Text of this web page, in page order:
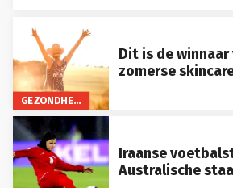
GEZONDHEID
Dit is de winnaar
zomerse
Iraanse
Australische